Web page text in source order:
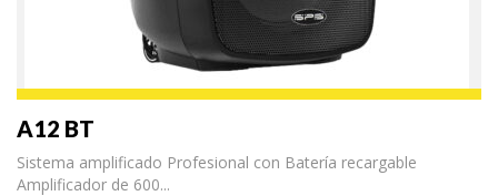
A12 BT
Sistema amplificado Profesional con Batería recargable
Amplificador de 600...